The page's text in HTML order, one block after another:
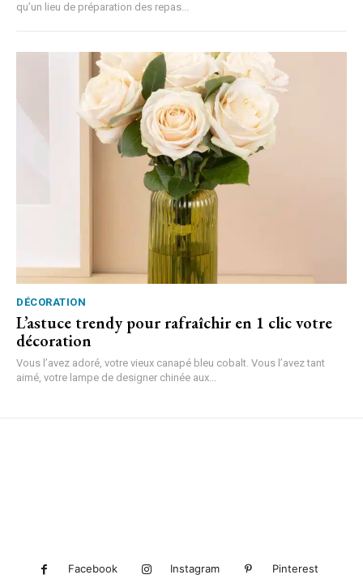
qu’un lieu de préparation des repas...
DÉCORATION
L’astuce trendy pour rafraîchir en 1 clic votre
décoration
Vous l’avez adoré, votre vieux canapé bleu cobalt. Vous l’avez tant
aimé, votre lampe de designer chinée aux...
Facebook Instagram Pinterest